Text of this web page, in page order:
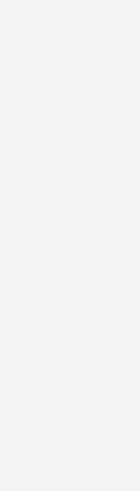
in Katalogen
Schritt für
und
Grafik wird der
oder
dieser
und
oder
und EnEV-
mit